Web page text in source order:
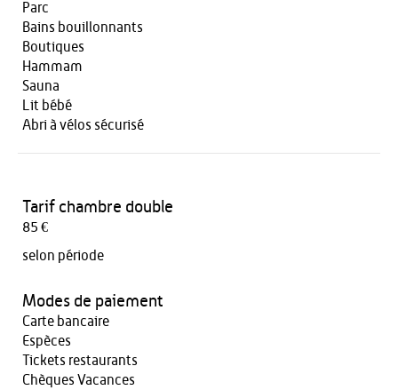
Parc
Bains bouillonnants
Boutiques
Hammam
Sauna
Lit bébé
Abri à vélos sécurisé
Tarif chambre double
85 €
selon période
Modes de paiement
Carte bancaire
Espèces
Tickets restaurants
Chèques Vacances